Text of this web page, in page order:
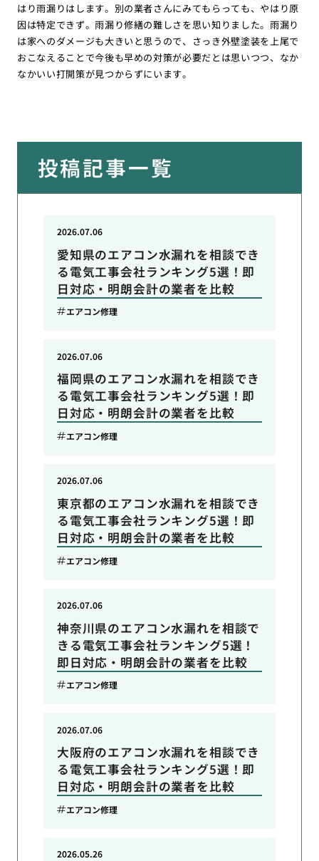
はり雨漏りはします。別の業者さんにみてもらっても、やはり原
因は特定できず。雨漏り修繕の難しさを思い知りました。雨漏り
は家へのダメージも大きいと思うので、さっき外壁塗装を上尾で
おこなえることで今後も早めの対策が必要だとは思いつつ、なか
なかいい打開策が見つからずにいます。
投稿記事一覧
愛知県のエアコン水漏れを相談でき
る電気工事会社ランキング5選！即
日対応・明朗会計の業者を比較
2026.07.06
エアコン修理
福岡県のエアコン水漏れを相談でき
る電気工事会社ランキング5選！即
日対応・明朗会計の業者を比較
2026.07.06
エアコン修理
東京都のエアコン水漏れを相談でき
る電気工事会社ランキング5選！即
日対応・明朗会計の業者を比較
2026.07.06
エアコン修理
神奈川県のエアコン水漏れを相談で
きる電気工事会社ランキング5選！
即日対応・明朗会計の業者を比較
2026.07.06
エアコン修理
大阪府のエアコン水漏れを相談でき
る電気工事会社ランキング5選！即
日対応・明朗会計の業者を比較
2026.07.06
エアコン修理
2026.05.26